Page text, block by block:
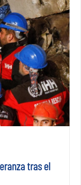
tras el